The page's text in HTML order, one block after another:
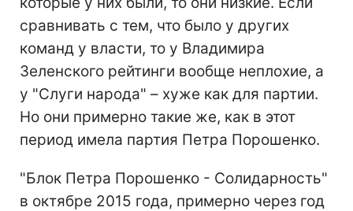
сравнивать с тем, что было у других
команд у власти, то у Владимира
Зеленского рейтинги вообще неплохие, а
у "Слуги народа" – хуже как для партии.
Но они примерно такие же, как в этот
период имела партия Петра Порошенко.
"Блок Петра Порошенко - Солидарность"
в октябре 2015 года, примерно через год